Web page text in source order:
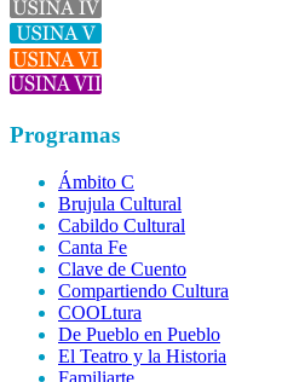
Programas
Ámbito C
Brujula Cultural
Cabildo Cultural
Canta Fe
Clave de Cuento
Compartiendo Cultura
COOLtura
De Pueblo en Pueblo
El Teatro y la Historia
Familiarte